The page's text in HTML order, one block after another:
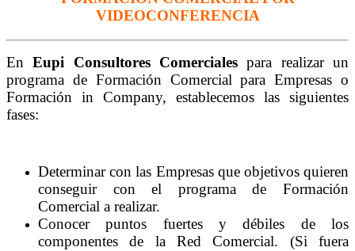
VIDEOCONFERENCIA
En Eupi Consultores Comercialespara realizar un
programa de Formación Comercial para Empresas o
Formación in Company, establecemos las siguientes
fases:
Determinar con las Empresas que objetivos quieren
conseguir con el programa de Formación
Comercial a realizar.
Conocer puntos fuertes y débiles de los
componentes de la Red Comercial. (Si fuera